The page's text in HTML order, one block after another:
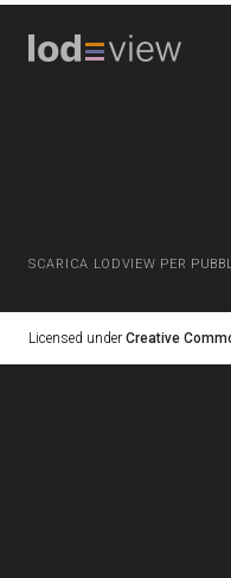
SCARICA LODVIEW PER
Licensed under Creative